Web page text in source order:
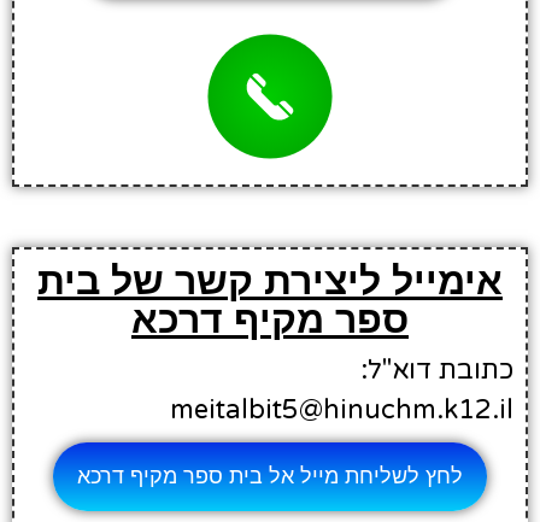
אימייל ליצירת קשר של בית
ספר מקיף דרכא
כתובת דוא"ל:
meitalbit5@hinuchm.k12.il
לחץ לשליחת מייל אל בית ספר מקיף דרכא